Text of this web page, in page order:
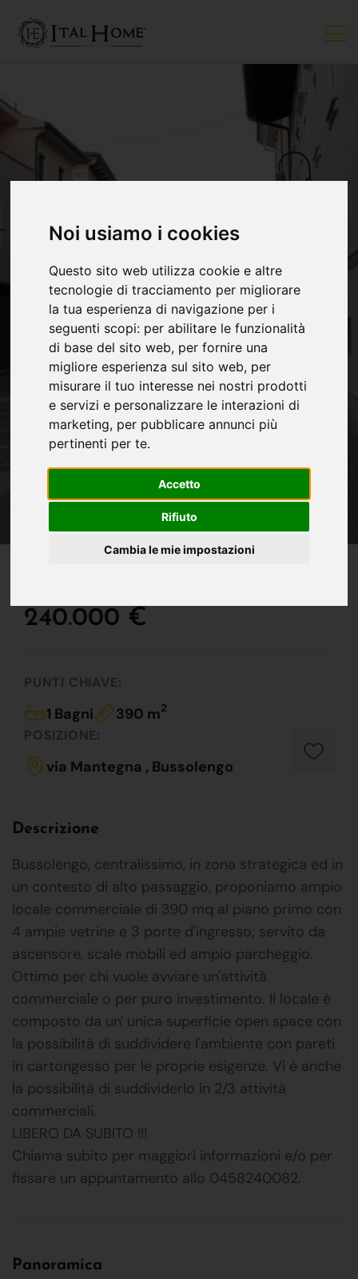
Noi usiamo i cookies
Questo sito web utilizza cookie e altre
tecnologie di tracciamento per migliorare
la tua esperienza di navigazione per i
seguenti scopi: per abilitare le funzionalità
di base del sito web, per fornire una
migliore esperienza sul sito web, per
misurare il tuo interesse nei nostri prodotti
e servizi e personalizzare le interazioni di
marketing, per pubblicare annunci più
pertinenti per te.
Accetto
Rifiuto
Cambia le mie impostazioni
240.000 €
PUNTI CHIAVE:
1 Bagni 390 m2
POSIZIONE:
via Mantegna , Bussolengo
Descrizione
Bussolengo, centralissimo, in zona strategica ed in
un contesto di alto passaggio, proponiamo ampio
locale commerciale di 390 mq al piano primo con
4 ampie vetrine e 3 porte d'ingresso; servito da
ascensore, scale mobili ed ampio parcheggio.
Ottimo per chi vuole avviare un'attività
commerciale o per puro investimento. Il locale è
composto da un' unica superficie open space con
la possibilità di suddividere l'ambiente con pareti
in cartongesso per le proprie esigenze. Vi è anche
la possibilità di suddividerlo in 2/3 attività
commerciali.
LIBERO DA SUBITO !!!
Chiama subito per maggiori informazioni e/o per
fissare un appuntamento allo 0458240082.
Panoramica